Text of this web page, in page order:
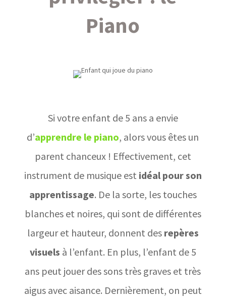
Piano
Si votre enfant de 5 ans a envie
d’apprendre le piano, alors vous êtes un
parent chanceux ! Effectivement, cet
instrument de musique est idéal pour son
apprentissage. De la sorte, les touches
blanches et noires, qui sont de différentes
largeur et hauteur, donnent des repères
visuels à l’enfant. En plus, l’enfant de 5
ans peut jouer des sons très graves et très
aigus avec aisance. Dernièrement, on peut